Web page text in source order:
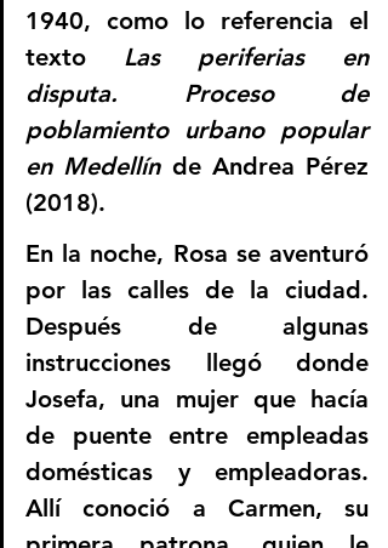
1940, como lo referencia el
texto Las periferias en
disputa. Proceso de
poblamiento urbano popular
en Medellín de Andrea Pérez
(2018).
En la noche, Rosa se aventuró
por las calles de la ciudad.
Después de algunas
instrucciones llegó donde
Josefa, una mujer que hacía
de puente entre empleadas
domésticas y empleadoras.
Allí conoció a Carmen, su